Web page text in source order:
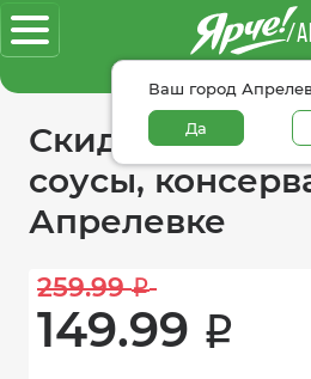
/
Ваш город
Да
100%
Скидки в
соусы,
Апрелевке
259.99 i
149.99 i